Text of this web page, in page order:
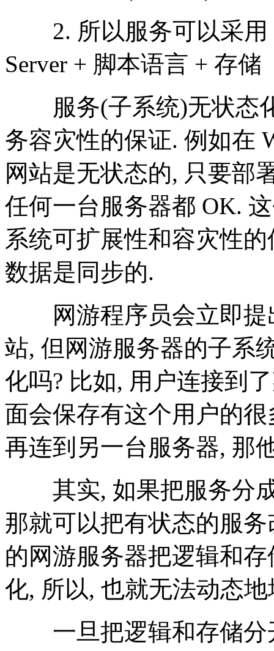
2. 所以服务可以采用
Server + 脚本语言 + 存储
服务(子系统)无状态
务容灾性的保证. 例如在
网站是无状态的, 只要部
任何一台服务器都 OK.
系统可扩展性和容灾性
数据是同步的.
网游程序员会立即提
站, 但网游服务器的子系
化吗? 比如, 用户连接到
面会保存有这个用户的
再连到另一台服务器, 那
其实, 如果把服务分成
那就可以把有状态的服
的网游服务器把逻辑和
化, 所以, 也就无法动态
一旦把逻辑和存储分